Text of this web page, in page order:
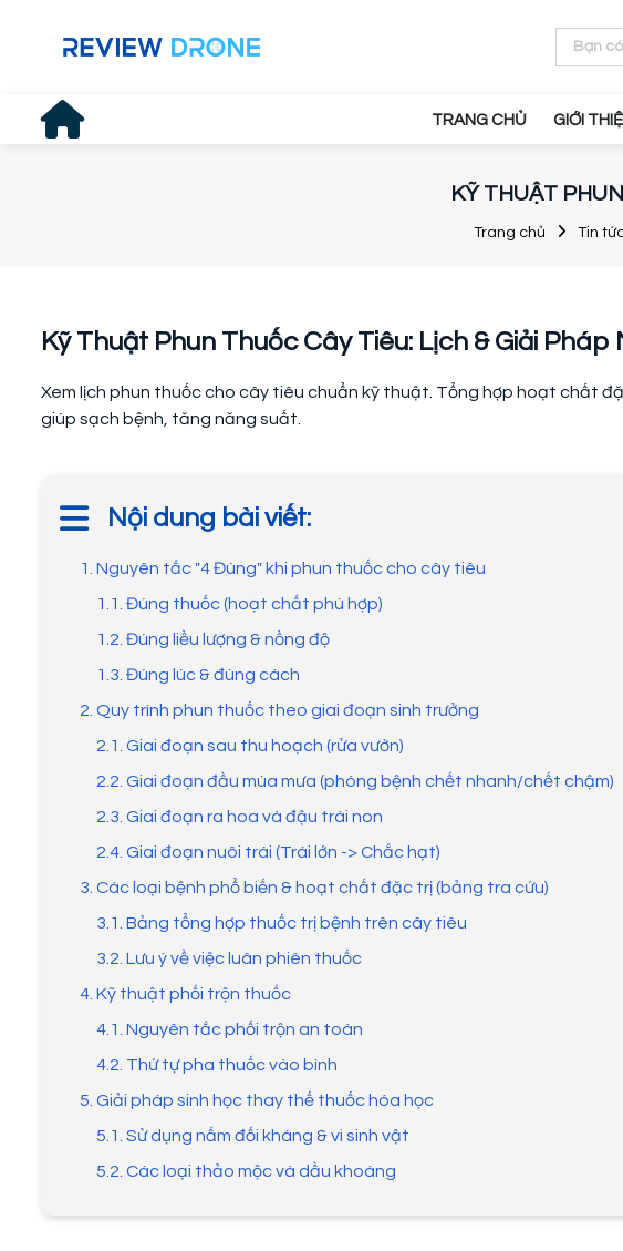
TRANG CHỦ GIỚI
KỸ THUẬT
Trang chủ Tin
Kỹ Thuật Phun Thuốc Cây Tiêu: Lịch & Giải Pháp
Xem lịch phun thuốc cho cây tiêu chuẩn kỹ thuật. Tổng hợp hoạt chất
giúp sạch bệnh, tăng năng suất.
Nội dung bài viết:
1. Nguyên tắc "4 Đúng" khi phun thuốc cho cây tiêu
1.1. Đúng thuốc (hoạt chất phù hợp)
1.2. Đúng liều lượng & nồng độ
1.3. Đúng lúc & đúng cách
2. Quy trình phun thuốc theo giai đoạn sinh trưởng
2.1. Giai đoạn sau thu hoạch (rửa vườn)
2.2. Giai đoạn đầu mùa mưa (phòng bệnh chết nhanh/chết chậm)
2.3. Giai đoạn ra hoa và đậu trái non
2.4. Giai đoạn nuôi trái (Trái lớn -> Chắc hạt)
3. Các loại bệnh phổ biến & hoạt chất đặc trị (bảng tra cứu)
3.1. Bảng tổng hợp thuốc trị bệnh trên cây tiêu
3.2. Lưu ý về việc luân phiên thuốc
4. Kỹ thuật phối trộn thuốc
4.1. Nguyên tắc phối trộn an toàn
4.2. Thứ tự pha thuốc vào bình
5. Giải pháp sinh học thay thế thuốc hóa học
5.1. Sử dụng nấm đối kháng & vi sinh vật
5.2. Các loại thảo mộc và dầu khoáng